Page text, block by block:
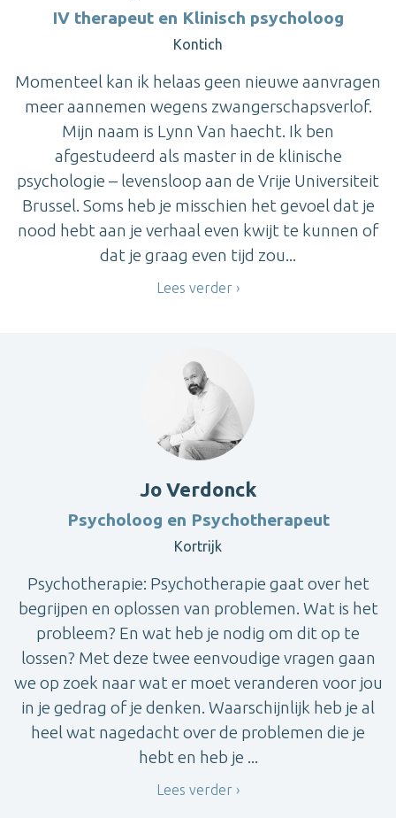
IV therapeut en Klinisch psycholoog
Kontich
Momenteel kan ik helaas geen nieuwe aanvragen
meer aannemen wegens zwangerschapsverlof.
Mijn naam is Lynn Van haecht. Ik ben
afgestudeerd als master in de klinische
psychologie – levensloop aan de Vrije Universiteit
Brussel. Soms heb je misschien het gevoel dat je
nood hebt aan je verhaal even kwijt te kunnen of
dat je graag even tijd zou...
Lees verder
Jo Verdonck
Psycholoog en Psychotherapeut
Kortrijk
Psychotherapie: Psychotherapie gaat over het
begrijpen en oplossen van problemen. Wat is het
probleem? En wat heb je nodig om dit op te
lossen? Met deze twee eenvoudige vragen gaan
we op zoek naar wat er moet veranderen voor jou
in je gedrag of je denken. Waarschijnlijk heb je al
heel wat nagedacht over de problemen die je
hebt en heb je ...
Lees verder